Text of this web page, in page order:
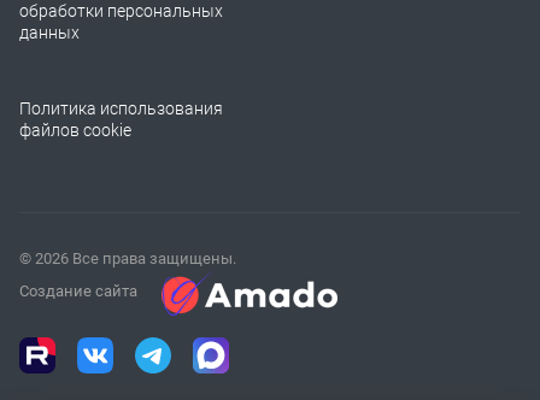
обработки персональных
данных
Политика использования
файлов cookie
© 2026 Все права защищены.
Создание сайта